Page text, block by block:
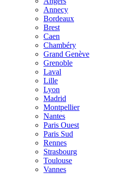
Annecy
Bordeaux
Brest
Caen
Chambéry
Grand Genève
Grenoble
Laval
Lille
Lyon
Madrid
Montpellier
Nantes
Paris Ouest
Paris Sud
Rennes
Strasbourg
Toulouse
Vannes